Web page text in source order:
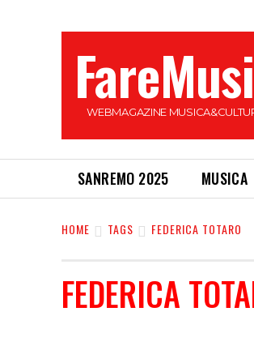
WEBMAGAZINE
SANREMO 2025 MUSICA
HOME TAGS FEDERICA TOTARO
FEDERICA